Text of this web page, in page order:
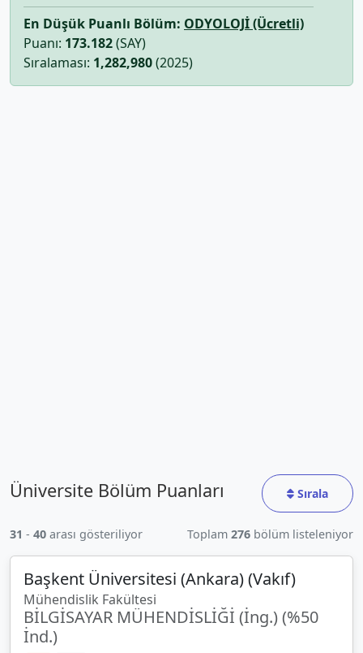
En Düşük Puanlı Bölüm: ODYOLOJİ (Ücretli)
Puanı: 173.182(SAY)
Sıralaması: 1,282,980(2025)
Üniversite Bölüm Puanları Sırala
31 - 40 arası gösteriliyor Toplam 276 bölüm listeleniyor
Başkent Üniversitesi (Ankara) (Vakıf)
Mühendislik Fakültesi
BİLGİSAYAR MÜHENDİSLİĞİ (İng.) (%50
İnd.)